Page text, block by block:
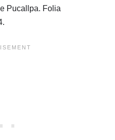
Pucallpa. Folia